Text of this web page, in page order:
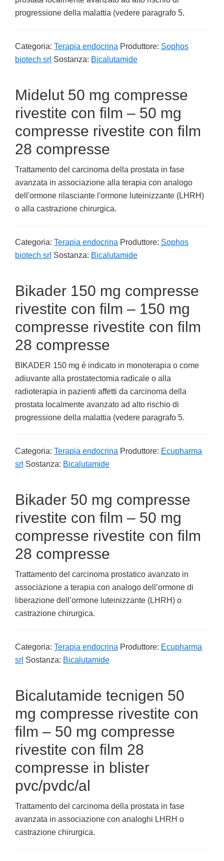
progressione della malattia (vedere paragrafo 5.
Categoria: Terapia endocrina Produttore: Sophos
biotech srl Sostanza: Bicalutamide
Midelut 50 mg compresse
rivestite con film – 50 mg
compresse rivestite con film
28 compresse
Trattamento del carcinoma della prostata in fase
avanzata in associazione alla terapia con analogo
dell'ormone rilasciante l'ormone luteinizzante (LHRH)
o alla castrazione chirurgica.
Categoria: Terapia endocrina Produttore: Sophos
biotech srl Sostanza: Bicalutamide
Bikader 150 mg compresse
rivestite con film – 150 mg
compresse rivestite con film
28 compresse
BIKADER 150 mg è indicato in monoterapia o come
adiuvante alla prostatectomia radicale o alla
radioterapia in pazienti affetti da carcinoma della
prostata localmente avanzato ad alto rischio di
progressione della malattia (vedere paragrafo 5.
Categoria: Terapia endocrina Produttore: Ecupharma
srl Sostanza: Bicalutamide
Bikader 50 mg compresse
rivestite con film – 50 mg
compresse rivestite con film
28 compresse
Trattamento del carcinoma prostatico avanzato in
associazione a terapia con analogo dell’ormone di
liberazione dell’ormone luteinizzante (LHRH) o
castrazione chirurgica.
Categoria: Terapia endocrina Produttore: Ecupharma
srl Sostanza: Bicalutamide
Bicalutamide tecnigen 50
mg compresse rivestite con
film – 50 mg compresse
rivestite con film 28
compresse in blister
pvc/pvdc/al
Trattamento del carcinoma della prostata in fase
avanzata in associazione con analoghi LHRH o
castrazione chirurgica.